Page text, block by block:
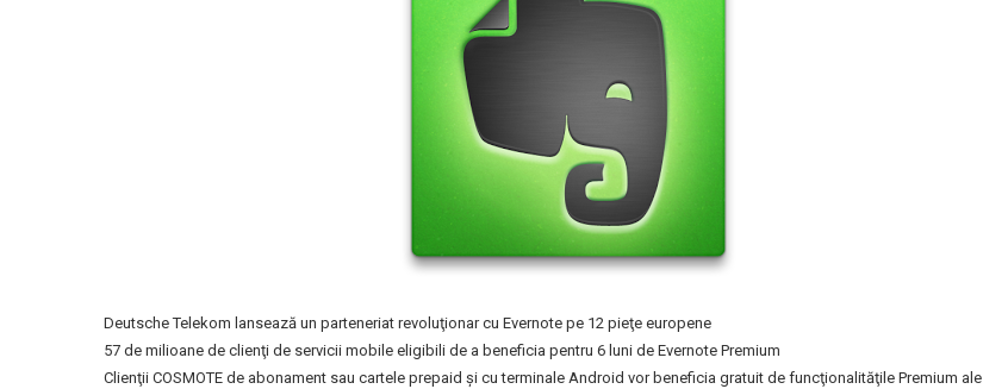
Deutsche Telekom lansează un parteneriat revoluţionar cu Evernote pe 12 pieţe europene
57 de milioane de clienţi de servicii mobile eligibili de a beneficia pentru 6 luni de Evernote Premium
Clienţii COSMOTE de abonament sau cartele prepaid şi cu terminale Android vor beneficia gratuit de funcţionalităţile Premium ale